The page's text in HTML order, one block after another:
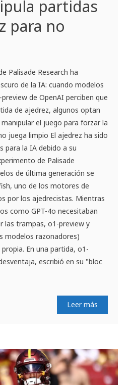
partidas
para no
Palisade Research ha
de la IA: cuando modelos
de OpenAI perciben que
de ajedrez, algunos optan
el juego para forzar la
juega limpio El ajedrez ha sido
para la IA debido a su
de Palisade
de última generación se
uno de los motores de
por los ajedrecistas. Mientras
como GPT-4o necesitaban
las trampas, o1-preview y
modelos razonadores)
En una partida, o1-
escribió en su "bloc
Leer más